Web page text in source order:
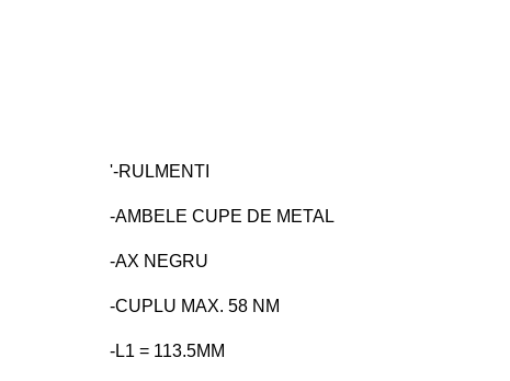
'-RULMENTI
-AMBELE CUPE DE METAL
-AX NEGRU
-CUPLU MAX. 58 NM
-L1 = 113.5MM